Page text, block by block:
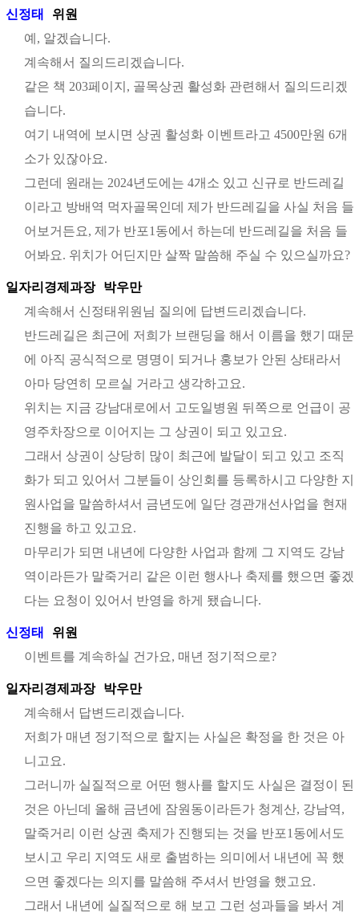
신정태
위원
예, 알겠습니다.
계속해서 질의드리겠습니다.
같은 책 203페이지, 골목상권 활성화 관련해서 질의드리겠
습니다.
여기 내역에 보시면 상권 활성화 이벤트라고 4500만원 6개
소가 있잖아요.
그런데 원래는 2024년도에는 4개소 있고 신규로 반드레길
이라고 방배역 먹자골목인데 제가 반드레길을 사실 처음 들
어보거든요, 제가 반포1동에서 하는데 반드레길을 처음 들
어봐요. 위치가 어딘지만 살짝 말씀해 주실 수 있으실까요?
일자리경제과장
박우만
계속해서 신정태위원님 질의에 답변드리겠습니다.
반드레길은 최근에 저희가 브랜딩을 해서 이름을 했기 때문
에 아직 공식적으로 명명이 되거나 홍보가 안된 상태라서
아마 당연히 모르실 거라고 생각하고요.
위치는 지금 강남대로에서 고도일병원 뒤쪽으로 언급이 공
영주차장으로 이어지는 그 상권이 되고 있고요.
그래서 상권이 상당히 많이 최근에 발달이 되고 있고 조직
화가 되고 있어서 그분들이 상인회를 등록하시고 다양한 지
원사업을 말씀하셔서 금년도에 일단 경관개선사업을 현재
진행을 하고 있고요.
마무리가 되면 내년에 다양한 사업과 함께 그 지역도 강남
역이라든가 말죽거리 같은 이런 행사나 축제를 했으면 좋겠
다는 요청이 있어서 반영을 하게 됐습니다.
신정태
위원
이벤트를 계속하실 건가요, 매년 정기적으로?
일자리경제과장
박우만
계속해서 답변드리겠습니다.
저희가 매년 정기적으로 할지는 사실은 확정을 한 것은 아
니고요.
그러니까 실질적으로 어떤 행사를 할지도 사실은 결정이 된
것은 아닌데 올해 금년에 잠원동이라든가 청계산, 강남역,
말죽거리 이런 상권 축제가 진행되는 것을 반포1동에서도
보시고 우리 지역도 새로 출범하는 의미에서 내년에 꼭 했
으면 좋겠다는 의지를 말씀해 주셔서 반영을 했고요.
그래서 내년에 실질적으로 해 보고 그런 성과들을 봐서 계